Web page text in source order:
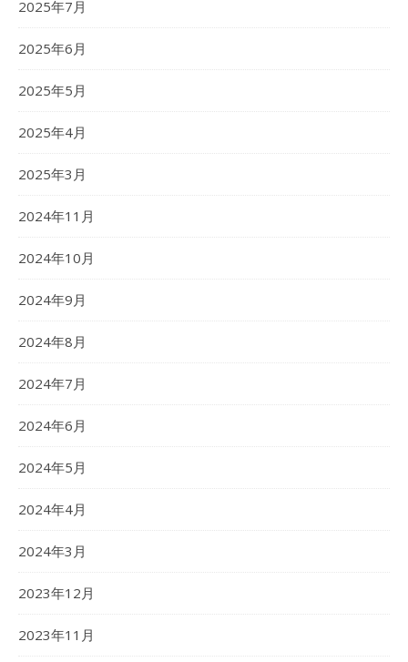
2025年7月
2025年6月
2025年5月
2025年4月
2025年3月
2024年11月
2024年10月
2024年9月
2024年8月
2024年7月
2024年6月
2024年5月
2024年4月
2024年3月
2023年12月
2023年11月